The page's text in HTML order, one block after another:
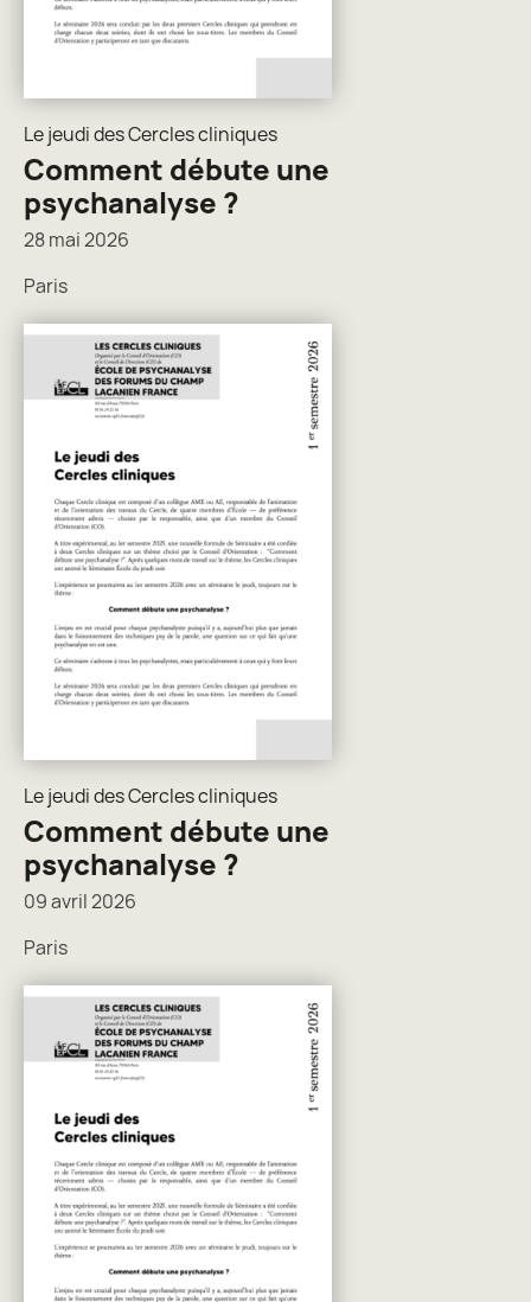
Le jeudi des Cercles cliniques
Comment débute une
psychanalyse ?
28 mai 2026
Paris
Le jeudi des Cercles cliniques
Comment débute une
psychanalyse ?
09 avril 2026
Paris